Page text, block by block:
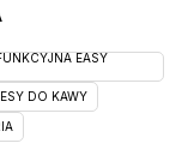
EASY
DO KAWY